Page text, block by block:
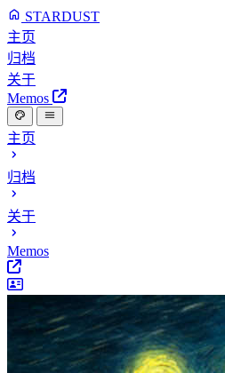
STARDUST
主页
归档
关于
Memos
主页
归档
关于
Memos